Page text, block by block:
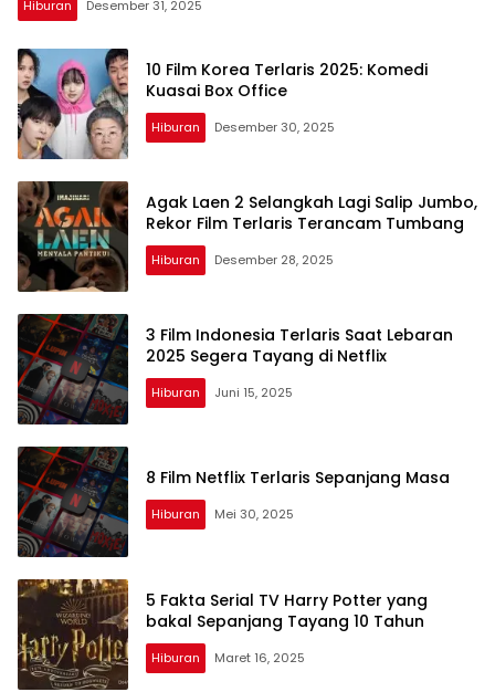
Hiburan Desember 31, 2025
10 Film Korea Terlaris 2025: Komedi
Kuasai Box Office
Hiburan Desember 30, 2025
Agak Laen 2 Selangkah Lagi Salip Jumbo,
Rekor Film Terlaris Terancam Tumbang
Hiburan Desember 28, 2025
3 Film Indonesia Terlaris Saat Lebaran
2025 Segera Tayang di Netflix
Hiburan Juni 15, 2025
8 Film Netflix Terlaris Sepanjang Masa
Hiburan Mei 30, 2025
5 Fakta Serial TV Harry Potter yang
bakal Sepanjang Tayang 10 Tahun
Hiburan Maret 16, 2025